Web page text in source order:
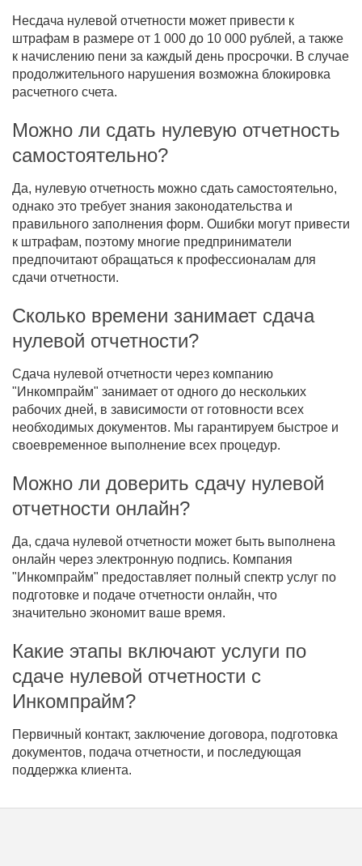
Несдача нулевой отчетности может привести к
штрафам в размере от 1 000 до 10 000 рублей, а также
к начислению пени за каждый день просрочки. В случае
продолжительного нарушения возможна блокировка
расчетного счета.
Можно ли сдать нулевую отчетность
самостоятельно?
Да, нулевую отчетность можно сдать самостоятельно,
однако это требует знания законодательства и
правильного заполнения форм. Ошибки могут привести
к штрафам, поэтому многие предприниматели
предпочитают обращаться к профессионалам для
сдачи отчетности.
Сколько времени занимает сдача
нулевой отчетности?
Сдача нулевой отчетности через компанию
"Инкомпрайм" занимает от одного до нескольких
рабочих дней, в зависимости от готовности всех
необходимых документов. Мы гарантируем быстрое и
своевременное выполнение всех процедур.
Можно ли доверить сдачу нулевой
отчетности онлайн?
Да, сдача нулевой отчетности может быть выполнена
онлайн через электронную подпись. Компания
"Инкомпрайм" предоставляет полный спектр услуг по
подготовке и подаче отчетности онлайн, что
значительно экономит ваше время.
Какие этапы включают услуги по
сдаче нулевой отчетности с
Инкомпрайм?
Первичный контакт, заключение договора, подготовка
документов, подача отчетности, и последующая
поддержка клиента.